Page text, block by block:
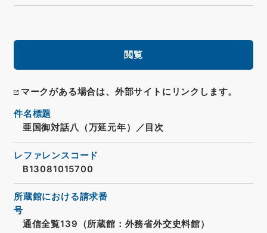
閲覧
マークがある場合は、外部サイトにリンクします。
件名標題
亜国御対話八（万延元年）／目次
レファレンスコード
B13081015700
所蔵館における請求番
号
通信全覧139（所蔵館：外務省外交史料館）